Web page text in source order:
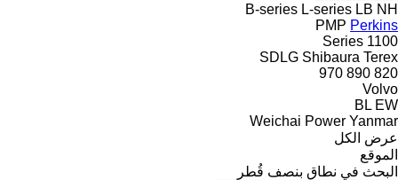
B-series L-series LB NH
PMP Perkins
1100 Series
SDLG Shibaura Terex
820
890
970
Volvo
BL EW
Weichai Power Yanmar
عرض الكل
الموقع
البحث في نطاق بنصف قُطر